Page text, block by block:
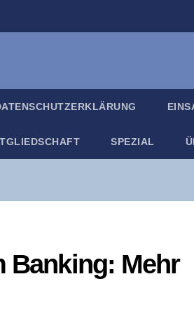
SPE­ZI­AL
Ban­king: Mehr